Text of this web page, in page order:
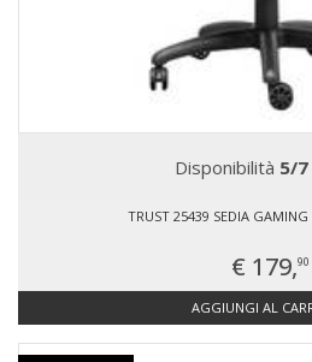
Disponibilità 5/
TRUST 25439 SEDIA GAMING
€ 179,90
AGGIUNGI AL